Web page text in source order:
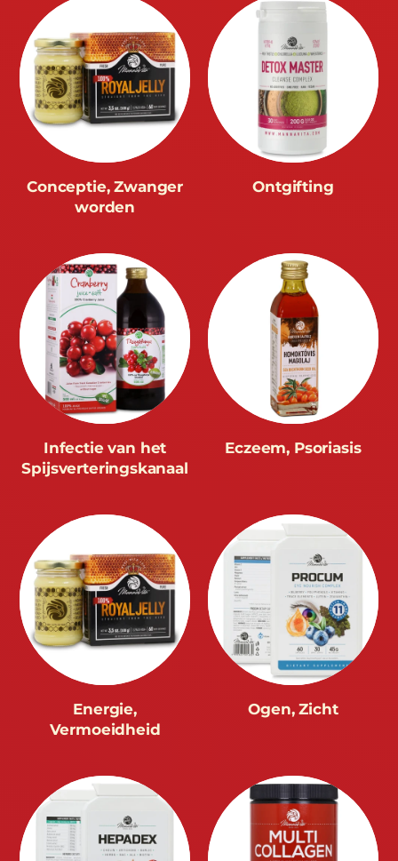
Conceptie, Zwanger
worden
Ontgifting
Infectie van het
Spijsverteringskanaal
Eczeem, Psoriasis
Energie,
Vermoeidheid
Ogen, Zicht